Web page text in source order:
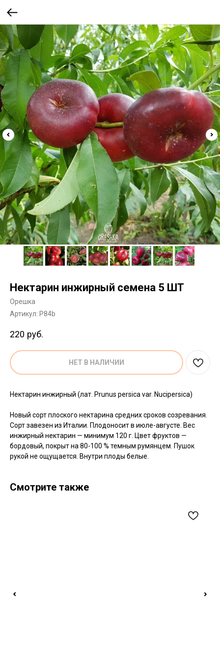
Нектарин инжирный семена 5 ШТ
Орешка
Артикул: P84b
220 руб.
НЕТ В НАЛИЧИИ
Нектарин инжирный (лат. Prunus persica var. Nucipersica)
Новый сорт плоского нектарина средних сроков созревания.
Сорт завезен из Италии. Плодоносит в июле-августе. Вес
инжирный нектарин — минимум 120 г. Цвет фруктов —
бордовый, покрыт на 80-100 % темным румянцем. Пушок
рукой не ощущается. Внутри плоды белые.
Смотрите также